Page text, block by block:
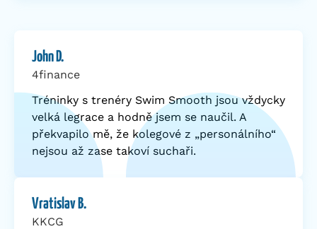
John D.
4finance
Tréninky s trenéry Swim Smooth jsou vždycky
velká legrace a hodně jsem se naučil. A
překvapilo mě, že kolegové z „personálního“
nejsou až zase takoví suchaři.
Vratislav B.
KKCG